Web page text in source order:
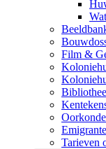
Film &
Tarieven